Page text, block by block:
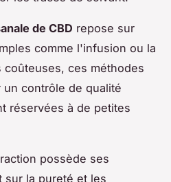
de CBD repose sur
comme l'infusion ou la
ces méthodes
contrôle de qualité
réservées à de petites
possède ses
la pureté et les